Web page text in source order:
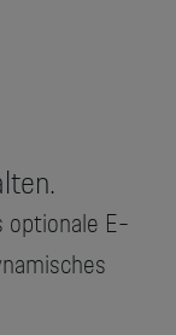
optionale E-